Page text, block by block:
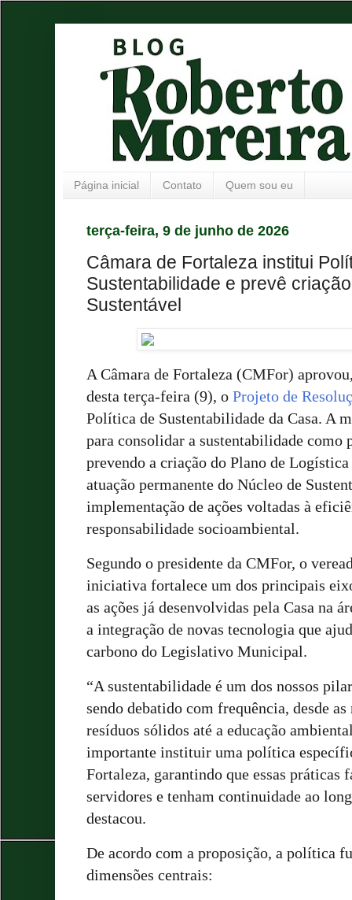
Página inicial Contato Quem sou eu
terça-feira, 9 de junho de 2026
Câmara de Fortaleza institui
Sustentabilidade e prevê
Sustentável
A Câmara de Fortaleza (CMFor)
desta terça-feira (9), o Projeto de
Política de Sustentabilidade da Casa. A
para consolidar a sustentabilidade
prevendo a criação do Plano de
atuação permanente do Núcleo de
implementação de ações voltadas à
responsabilidade socioambiental.
Segundo o presidente da CMFor, o
iniciativa fortalece um dos principais
as ações já desenvolvidas pela Casa na
a integração de novas tecnologia que
carbono do Legislativo Municipal.
“A sustentabilidade é um dos nossos
sendo debatido com frequência, desde as
resíduos sólidos até a educação
importante instituir uma política
Fortaleza, garantindo que essas práticas
servidores e tenham continuidade ao
destacou.
De acordo com a proposição, a política
dimensões centrais: